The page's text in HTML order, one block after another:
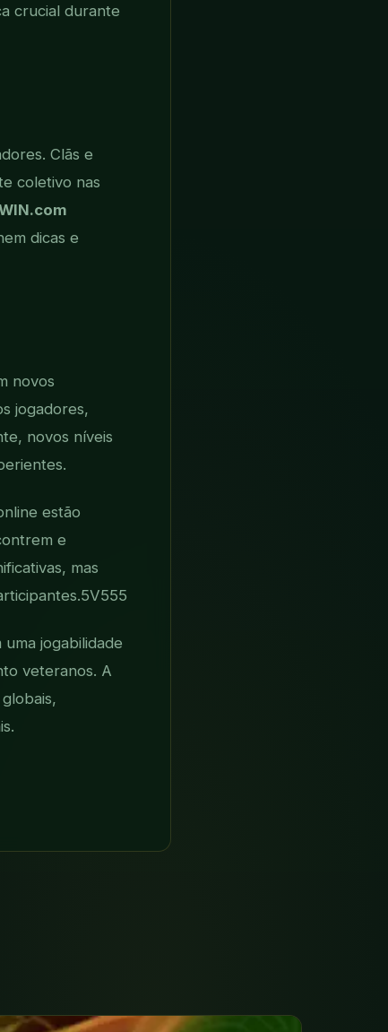
crucial durante
Clãs e
coletivo nas
dicas e
novos
jogadores,
novos níveis
estão
e
mas
5V555
jogabilidade
veteranos. A